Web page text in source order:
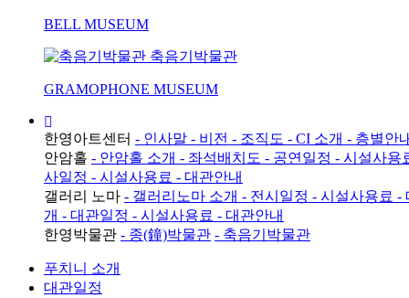
BELL MUSEUM
축음기박물관
GRAMOPHONE MUSEUM
한영아트센터 - 인사말 - 비전 - 조직도 - CI 소개 - 층별안
안암홀 - 안암홀 소개 - 좌석배치도 - 공연일정 - 시설사용
사일정 - 시설사용료 - 대관안내
갤러리 노마 - 갤러리노마 소개 - 전시일정 - 시설사용료 -
개 - 대관일정 - 시설사용료 - 대관안내
한영박물관 - 종(鐘)박물관 - 축음기박물관
푸치니 소개
대관일정